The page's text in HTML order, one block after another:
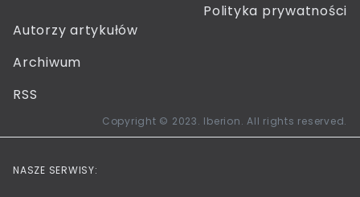
Polityka prywatności
Autorzy artykułów
Archiwum
RSS
Copyright © 2023. Iberion. All rights reserved.
NASZE SERWISY: